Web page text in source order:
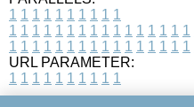
1 1 1 1 1 1 1 1 1 1
1 1 1 1 1 1 1 1 1 1 1 1 1 1 1 1
1 1 1 1 1 1 1 1 1 1 1 1 1 1 1 1
URL PARAMETER:
1 1 1 1 1 1 1 1 1 1